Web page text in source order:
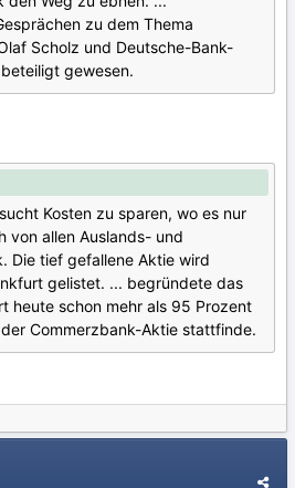
zu dem Thema
Scholz und Deutsche-Bank-
gewesen.
Kosten zu sparen, wo es nur
von allen Auslands- und
Die tief gefallene Aktie wird
gelistet. ... begründete das
heute schon mehr als 95 Prozent
Commerzbank-Aktie stattfinde.